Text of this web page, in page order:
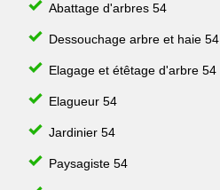
Abattage d'arbres 54
Dessouchage arbre et haie 54
Elagage et étêtage d'arbre 54
Elagueur 54
Jardinier 54
Paysagiste 54